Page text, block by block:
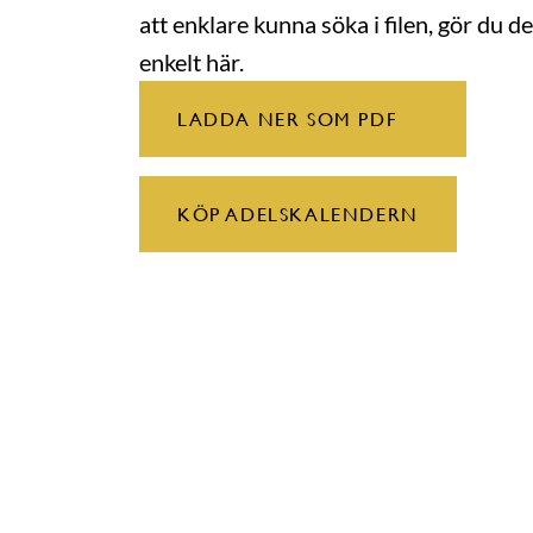
att enklare kunna söka i filen, gör du
enkelt här.
LADDA NER SOM PDF
KÖP ADELSKALENDERN